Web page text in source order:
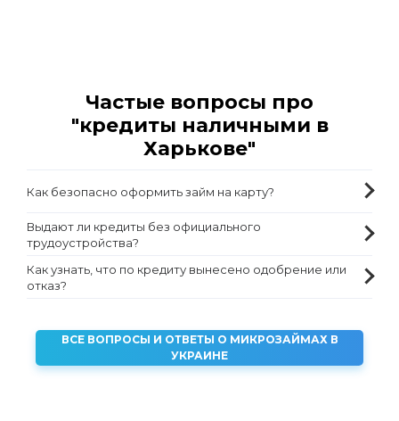
Частые вопросы про
"кредиты наличными в
Харькове"
Как безопасно оформить займ на карту?
Выдают ли кредиты без официального
трудоустройства?
Как узнать, что по кредиту вынесено одобрение или
отказ?
ВСЕ ВОПРОСЫ И ОТВЕТЫ О МИКРОЗАЙМАХ В
УКРАИНЕ